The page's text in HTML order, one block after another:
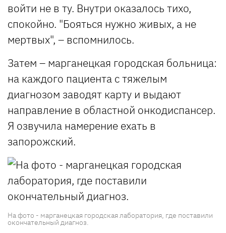
войти не в ту. Внутри оказалось тихо,
спокойно. "Бояться нужно живых, а не
мертвых", – вспомнилось.
Затем – марганецкая городская больница:
на каждого пациента с тяжелым
диагнозом заводят карту и выдают
направление в областной онкодиспансер.
Я озвучила намерение ехать в
запорожский.
На фото - марганецкая городская лаборатория, где поставили
окончательный диагноз.